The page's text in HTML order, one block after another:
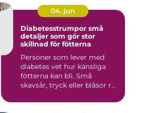
04. jun
Diabetesstrumpor små
detaljer som gör stor
skillnad för fötterna
Personer som lever med
diabetes vet hur känsliga
fötterna kan bli. Små
skavsår, tryck eller blåsor r...